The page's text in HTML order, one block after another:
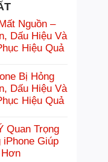
Nguồn –
Dấu Hiệu Và
Hiệu Quả
Bị Hỏng
Dấu Hiệu Và
Hiệu Quả
Quan Trọng
iPhone Giúp